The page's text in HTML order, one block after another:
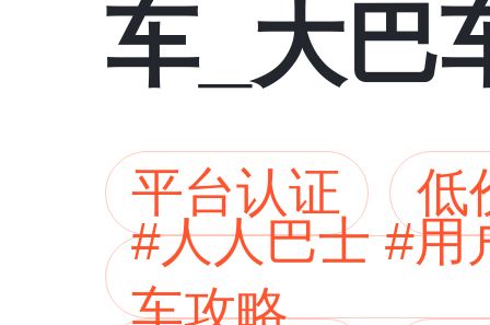
车_大巴
全
平台认证
低
#人人巴士 #用
车攻略